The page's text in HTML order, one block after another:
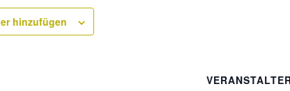
hinzufügen